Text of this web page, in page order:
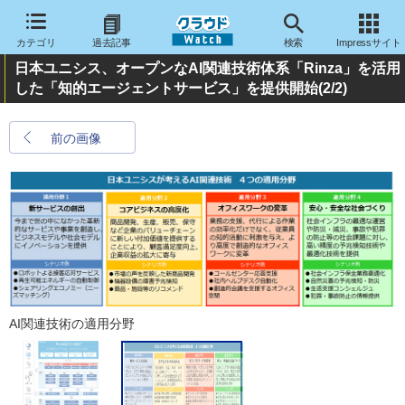
カテゴリ 過去記事 検索 Impressサイト
日本ユニシス、オープンなAI関連技術体系「Rinza」を活用
した「知的エージェントサービス」を提供開始(2/2)
前の画像
AI関連技術の適用分野